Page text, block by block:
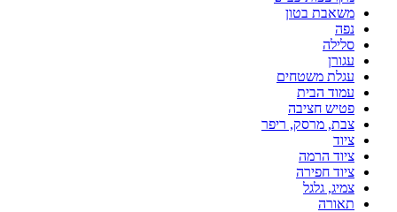
משאבת בטון
נפה
סלילה
עגורן
עגלת משטחים
עמוד הבית
פטיש חציבה
צבת, מרסק, ריפר
ציוד
ציוד הרמה
ציוד חפירה
צמיג, גלגל
תאורה